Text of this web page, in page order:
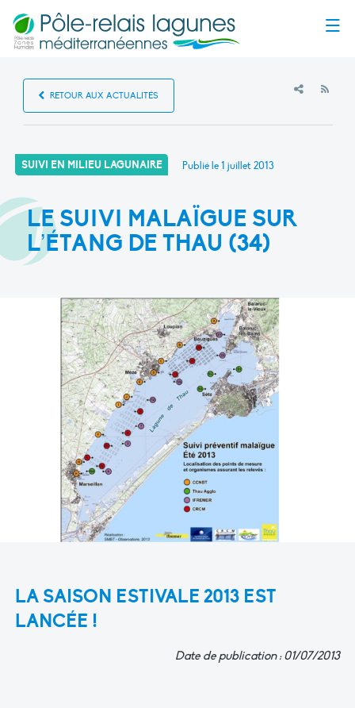
RETOUR AUX ACTUALITÉS
SUIVI EN MILIEU LAGUNAIRE Publié le1 juillet 2013
LE SUIVI MALAÏGUE SUR
L’ÉTANG DE THAU (34)
LA SAISON ESTIVALE 2013 EST
LANCÉE !
Date de publication : 01/07/2013